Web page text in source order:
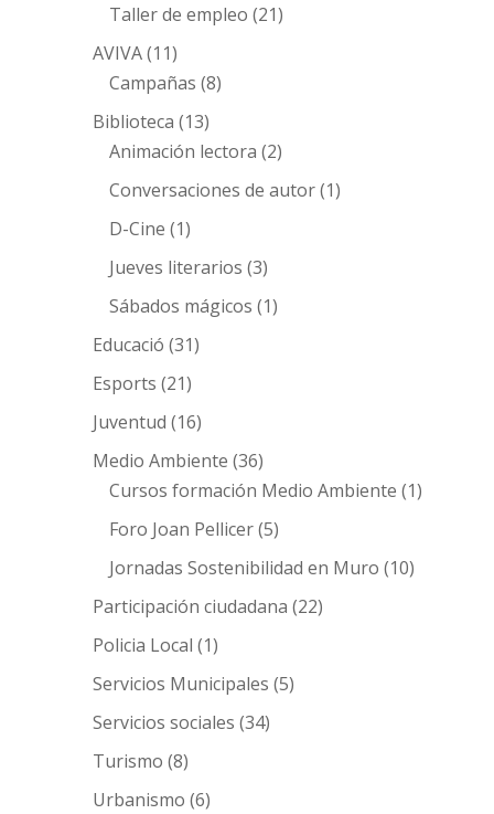
Taller de empleo (21)
AVIVA(11)
Campañas (8)
Biblioteca (13)
Animación lectora (2)
Conversaciones de autor(1)
D-Cine (1)
Jueves literarios (3)
Sábados mágicos (1)
Educació (31)
Esports (21)
Juventud (16)
Medio Ambiente (36)
Cursos formación Medio Ambiente (1)
Foro Joan Pellicer(5)
Jornadas Sostenibilidad en Muro (10)
Participación ciudadana (22)
Policia Local (1)
Servicios Municipales (5)
Servicios sociales (34)
Turismo (8)
Urbanismo (6)